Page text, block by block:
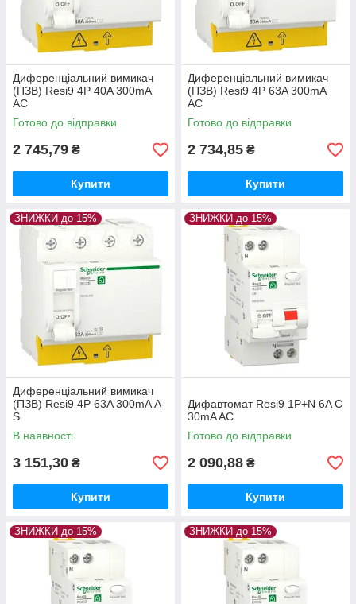
Диференціальний вимикач
(ПЗВ) Resi9 4P 40A 300mA
АС
Готово до відправки
2 745,79 ₴
Купити
Диференціальний вимикач
(ПЗВ) Resi9 4P 63A 300mA
АС
Готово до відправки
2 734,85 ₴
Купити
ЗНИЖКИ до 15%
Диференціальний вимикач
(ПЗВ) Resi9 4P 63A 300mA А-
S
В наявності
3 151,30 ₴
Купити
ЗНИЖКИ до 15%
Дифавтомат Resi9 1P+N 6A C
30mA AC
Готово до відправки
2 090,88 ₴
Купити
ЗНИЖКИ до 15% ЗНИЖКИ до 15%